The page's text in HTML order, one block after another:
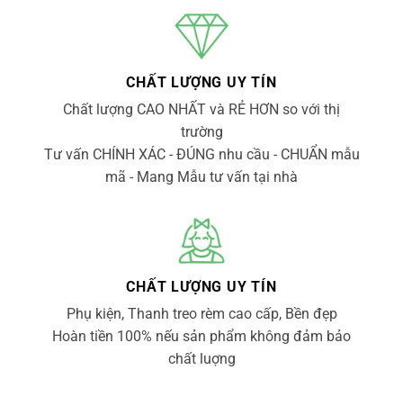
CHẤT LƯỢNG UY TÍN
Chất lượng CAO NHẤT và RẺ HƠN so với thị
trường
Tư vấn CHÍNH XÁC - ĐÚNG nhu cầu - CHUẨN mẫu
mã - Mang Mẫu tư vấn tại nhà
CHẤT LƯỢNG UY TÍN
Phụ kiện, Thanh treo rèm cao cấp, Bền đẹp
Hoàn tiền 100% nếu sản phẩm không đảm bảo
chất luợng